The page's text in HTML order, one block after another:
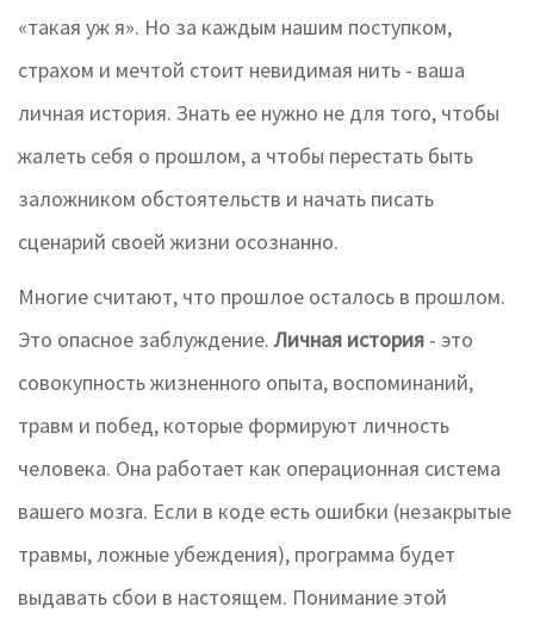
«такая уж я». Но за каждым нашим поступком,
страхом и мечтой стоит невидимая нить - ваша
личная история. Знать ее нужно не для того, чтобы
жалеть себя о прошлом, а чтобы перестать быть
заложником обстоятельств и начать писать
сценарий своей жизни осознанно.
Многие считают, что прошлое осталось в прошлом.
Это опасное заблуждение.Личная история - это
совокупность жизненного опыта, воспоминаний,
травм и побед, которые формируют личность
человека. Она работает как операционная система
вашего мозга. Если в коде есть ошибки (незакрытые
травмы, ложные убеждения), программа будет
выдавать сбои в настоящем. Понимание этой